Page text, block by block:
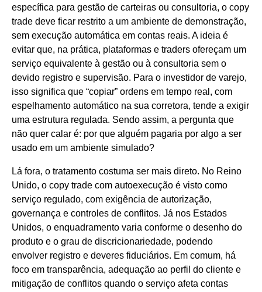
específica para gestão de carteiras ou consultoria, o copy
trade deve ficar restrito a um ambiente de demonstração,
sem execução automática em contas reais. A ideia é
evitar que, na prática, plataformas e traders ofereçam um
serviço equivalente à gestão ou à consultoria sem o
devido registro e supervisão. Para o investidor de varejo,
isso significa que “copiar” ordens em tempo real, com
espelhamento automático na sua corretora, tende a exigir
uma estrutura regulada. Sendo assim, a pergunta que
não quer calar é: por que alguém pagaria por algo a ser
usado em um ambiente simulado?
Lá fora, o tratamento costuma ser mais direto. No Reino
Unido, o copy trade com autoexecução é visto como
serviço regulado, com exigência de autorização,
governança e controles de conflitos. Já nos Estados
Unidos, o enquadramento varia conforme o desenho do
produto e o grau de discricionariedade, podendo
envolver registro e deveres fiduciários. Em comum, há
foco em transparência, adequação ao perfil do cliente e
mitigação de conflitos quando o serviço afeta contas